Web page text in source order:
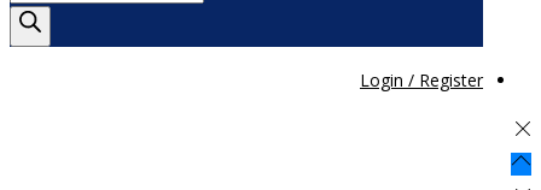
Login / Register